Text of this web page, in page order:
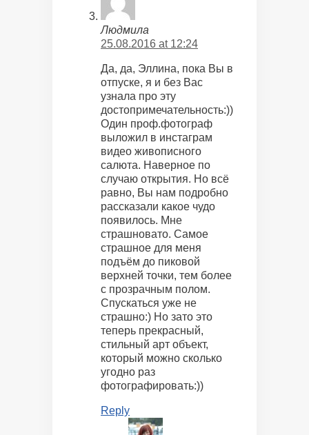
Людмила
25.08.2016 at 12:24
Да, да, Эллина, пока Вы в
отпуске, я и без Вас
узнала про эту
достопримечательность:))
Один проф.фотограф
выложил в инстаграм
видео живописного
салюта. Наверное по
случаю открытия. Но всё
равно, Вы нам подробно
рассказали какое чудо
появилось. Мне
страшновато. Самое
страшное для меня
подъём до пиковой
верхней точки, тем более
с прозрачным полом.
Спускаться уже не
страшно:) Но зато это
теперь прекрасный,
стильный арт объект,
который можно сколько
угодно раз
фотографировать:))
Reply